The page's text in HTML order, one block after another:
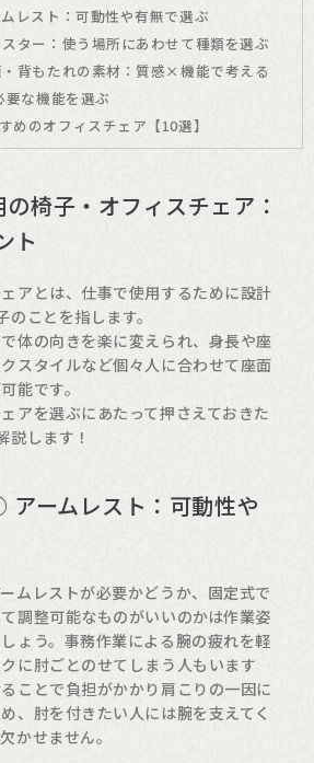
レスト：可動性や有無で選ぶ
ター：使う場所にあわせて種類を選ぶ
背もたれの素材：質感×機能で考える
な機能を選ぶ
めのオフィスチェア【10選】
椅子・オフィスチェア：
ト
アとは、仕事で使用するために設計
ことを指します。
体の向きを楽に変えられ、身長や座
スタイルなど個々人に合わせて座面
能です。
アを選ぶにあたって押さえておきた
説します！
ームレスト：可動性や
ムレストが必要かどうか、固定式で
調整可能なものがいいのかは作業姿
ょう。事務作業による腕の疲れを軽
に肘ごとのせてしまう人もいます
ことで負担がかかり肩こりの一因に
、肘を付きたい人には腕を支えてく
かせません。